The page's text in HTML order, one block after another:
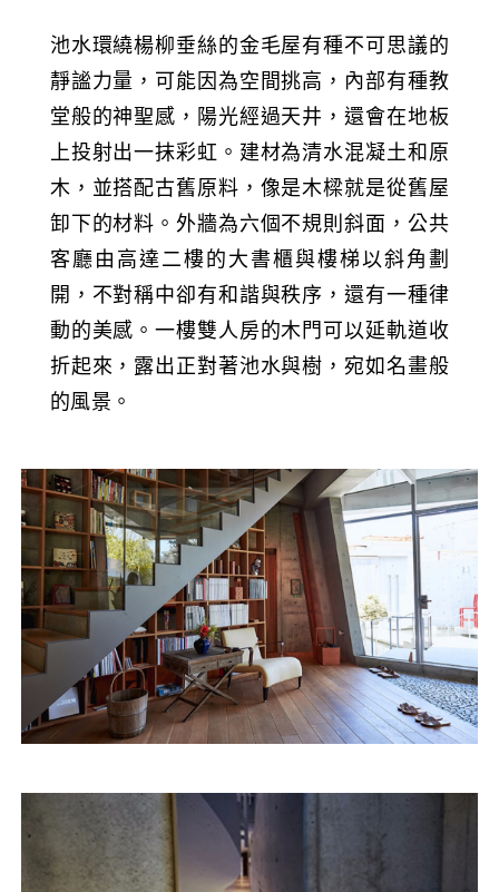
池水環繞楊柳垂絲的金毛屋有種不可思議的
靜謐力量，可能因為空間挑高，內部有種教
堂般的神聖感，陽光經過天井，還會在地板
上投射出一抹彩虹。建材為清水混凝土和原
木，並搭配古舊原料，像是木樑就是從舊屋
卸下的材料。外牆為六個不規則斜面，公共
客廳由高達二樓的大書櫃與樓梯以斜角劃
開，不對稱中卻有和諧與秩序，還有一種律
動的美感。一樓雙人房的木門可以延軌道收
折起來，露出正對著池水與樹，宛如名畫般
的風景。